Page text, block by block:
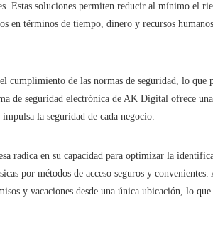
Estas soluciones permiten reducir al mínimo el
en términos de tiempo, dinero y recursos
cumplimiento de las normas de seguridad, lo que
de seguridad electrónica de AK Digital ofrece
la seguridad de cada negocio.
radica en su capacidad para optimizar la
por métodos de acceso seguros y convenientes.
y vacaciones desde una única ubicación, lo